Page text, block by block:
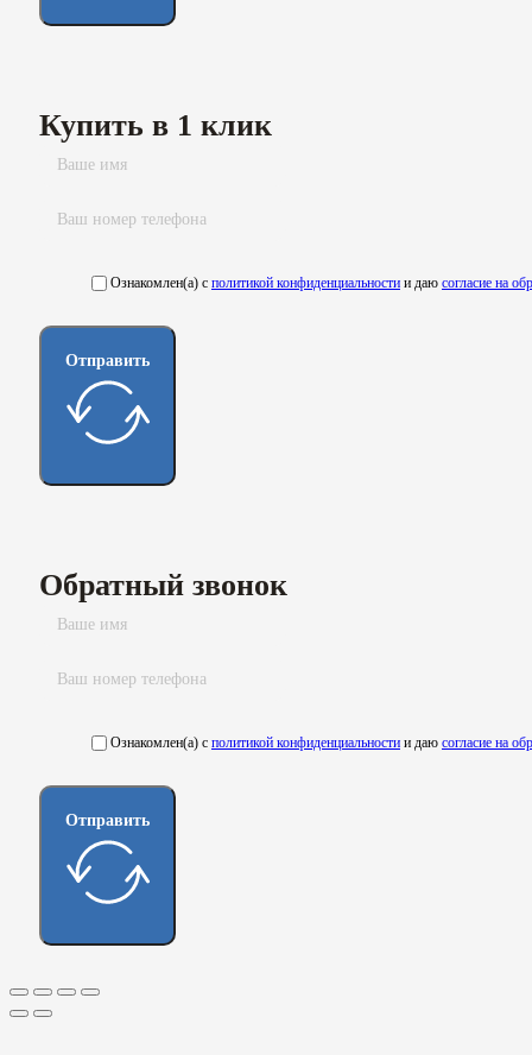
Купить в 1 клик
Ознакомлен(а) с политикой конфиденциальности и даю согласие на
Отправить
Обратный звонок
Ознакомлен(а) с политикой конфиденциальности и даю согласие на
Отправить